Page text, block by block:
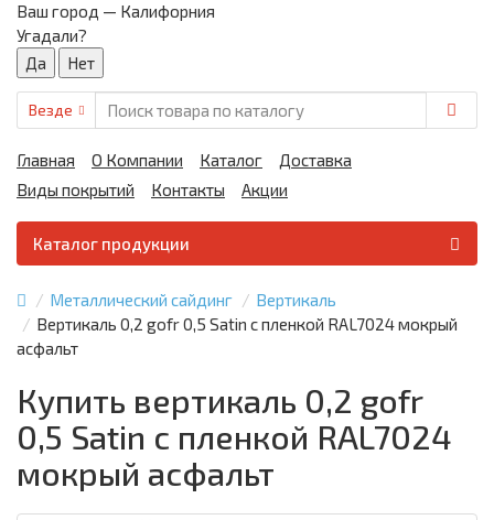
Ваш город — Калифорния
Угадали?
Везде
Главная О Компании Каталог
Доставка
Виды покрытий
Контакты Акции
Каталог продукции
Металлический сайдинг
Вертикаль
Вертикаль 0,2 gofr 0,5 Satin с пленкой RAL7024 мокрый
асфальт
Купить вертикаль 0,2 gofr
0,5 Satin с пленкой RAL7024
мокрый асфальт